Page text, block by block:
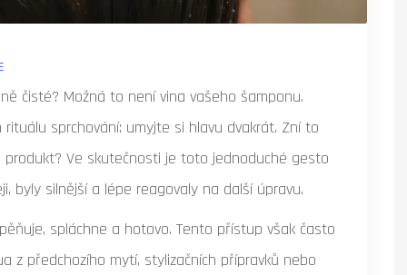
čisté? Možná to není vina vašeho šamponu.
sprchování: umyjte si hlavu dvakrát. Zní to
Ve skutečnosti je toto jednoduché gesto
byly silnější a lépe reagovaly na další úpravu.
spláchne a hotovo. Tento přístup však často
z předchozího mytí, stylizačních přípravků nebo